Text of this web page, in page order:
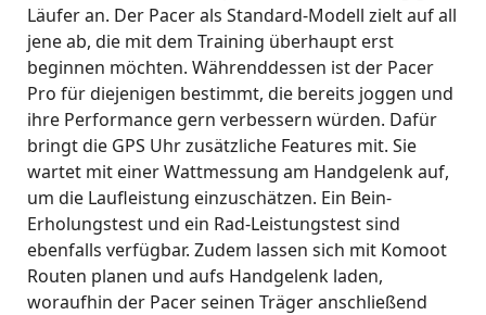
Läufer an. Der Pacer als Standard-Modell zielt auf all
jene ab, die mit dem Training überhaupt erst
beginnen möchten. Währenddessen ist der Pacer
Pro für diejenigen bestimmt, die bereits joggen und
ihre Performance gern verbessern würden. Dafür
bringt die GPS Uhr zusätzliche Features mit. Sie
wartet mit einer Wattmessung am Handgelenk auf,
um die Laufleistung einzuschätzen. Ein Bein-
Erholungstest und ein Rad-Leistungstest sind
ebenfalls verfügbar. Zudem lassen sich mit Komoot
Routen planen und aufs Handgelenk laden,
woraufhin der Pacer seinen Träger anschließend